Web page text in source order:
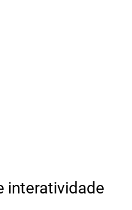
interatividade